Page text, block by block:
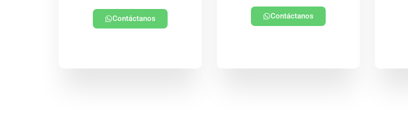
Contáctanos Contáctanos